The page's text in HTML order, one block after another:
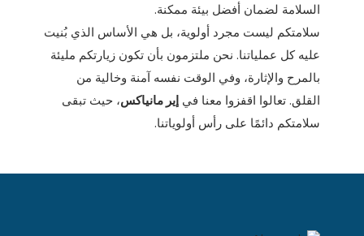
السلامة لضمان أفضل بيئة ممكنة.
سلامتكم ليست مجرد أولوية، بل هي الأساس الذي بُنيت
عليه كل عملياتنا. نحن ملتزمون بأن تكون زيارتكم مليئة
بالمرح والإثارة، وفي الوقت نفسه آمنة وخالية من
القلق. تعالوا اقفزوا معنا في إير مانياكس، حيث تبقى
سلامتكم دائمًا على رأس أولوياتنا.